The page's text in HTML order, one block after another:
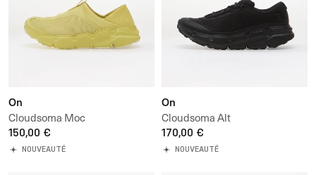
On
Cloudsoma Moc
150,00 €
NOUVEAUTÉ
On
Cloudsoma Alt
170,00 €
NOUVEAUTÉ